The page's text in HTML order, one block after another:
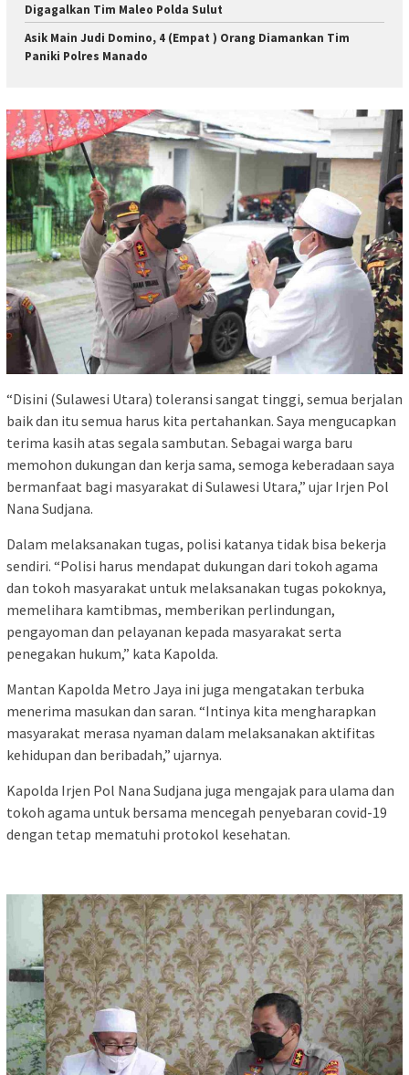
Digagalkan Tim Maleo Polda Sulut
Asik Main Judi Domino, 4 (Empat ) Orang Diamankan Tim
Paniki Polres Manado
“Disini (Sulawesi Utara) toleransi sangat tinggi, semua berjalan
baik dan itu semua harus kita pertahankan. Saya mengucapkan
terima kasih atas segala sambutan. Sebagai warga baru
memohon dukungan dan kerja sama, semoga keberadaan saya
bermanfaat bagi masyarakat di Sulawesi Utara,” ujar Irjen Pol
Nana Sudjana.
Dalam melaksanakan tugas, polisi katanya tidak bisa bekerja
sendiri. “Polisi harus mendapat dukungan dari tokoh agama
dan tokoh masyarakat untuk melaksanakan tugas pokoknya,
memelihara kamtibmas, memberikan perlindungan,
pengayoman dan pelayanan kepada masyarakat serta
penegakan hukum,” kata Kapolda.
Mantan Kapolda Metro Jaya ini juga mengatakan terbuka
menerima masukan dan saran. “Intinya kita mengharapkan
masyarakat merasa nyaman dalam melaksanakan aktifitas
kehidupan dan beribadah,” ujarnya.
Kapolda Irjen Pol Nana Sudjana juga mengajak para ulama dan
tokoh agama untuk bersama mencegah penyebaran covid-19
dengan tetap mematuhi protokol kesehatan.